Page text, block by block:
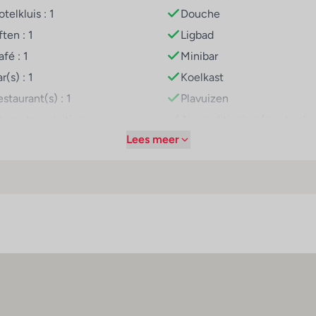
maar bieden alles wat je nodig hebt voor een comfortabel
kamer. Bij het boeken kun je kiezen uit verschillende
bij de receptie.
: 1
: 1
: 1
: 1
: 1
Douche
Ligbad
Minibar
Koelkast
Plavuizen
geregeld)
Lees meer